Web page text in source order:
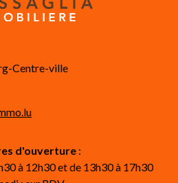
Centre-ville
d'ouverture:
à 12h30 et de 13h30 à 17h30